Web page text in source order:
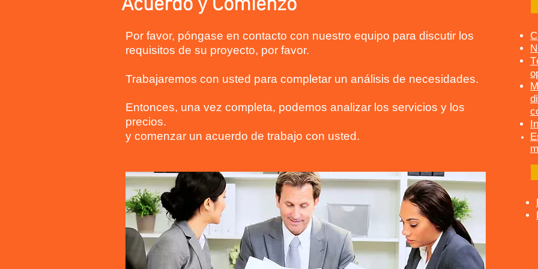
Acuerdo y Comienzo
Por favor, póngase en contacto con nuestro equipo para discutir los
requisitos de su proyecto, por favor.
Trabajaremos con usted para completar un análisis de necesidades.
Entonces, una vez completa, podemos analizar los servicios y los
precios.
y comenzar un acuerdo de trabajo con usted.